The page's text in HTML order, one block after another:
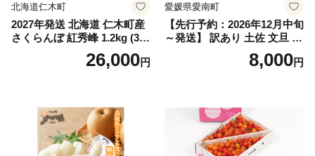
北海道仁木町
2027年発送 北海道 仁木町産
さくらんぼ 紅秀峰 1.2kg (300
g×4パック) Lサイズ以上 旬
桜桃 産地直送 サクランボ チ
26,000円
愛媛県愛南町
【先行予約：2026年12月中旬
～発送】 訳あり 土佐 文旦 8k
g (Mサイズ以上サイズミック
ス) 8000円 わけあり ぶんた
産 農家直送 期間限定 特産品
サイズミックス くらもとフ
ァーム 愛南町 愛媛県
8,000円